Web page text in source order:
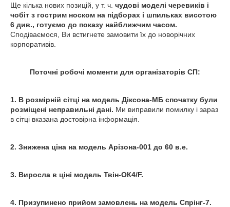
Ще кілька нових позицій, у т. ч. чудові моделі черевиків і
чобіт з гострим носком на підборах і шпильках висотою
6 див., готуємо до показу найближчим часом.
Сподіваємося, Ви встигнете замовити їх до новорічних
корпоративів.
Поточні робочі моменти для організаторів СП:
1. В розмірній сітці на модель Діксона-МБ спочатку були
розміщені неправильні дані. Ми виправили помилку і зараз
в сітці вказана достовірна інформація.
2. Знижена ціна на модель Арізона-001 до 60 в.е.
3. Виросла в ціні модель Твін-ОК4/F.
4. Призупинено прийом замовлень на модель Спрінг-7.